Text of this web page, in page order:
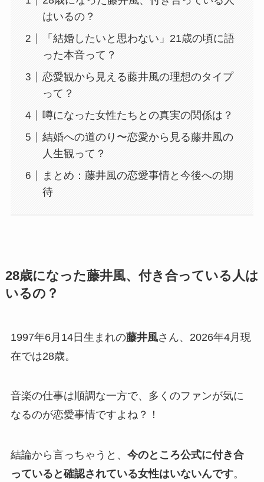
はいるの？
「結婚したいと思わない」21歳の頃に語
った本音って？
恋愛観から見える藤井風の理想のタイプ
って？
噂になった女性たちとの真実の関係は？
結婚への道のり〜恋愛から見る藤井風の
人生観って？
まとめ：藤井風の恋愛事情と今後への期
待
28歳になった藤井風、付き合っている人は
いるの？
1997年6月14日生まれの藤井風さん、2026年4月現
在では28歳。
音楽の仕事は順調な一方で、多くのファンが気に
なるのが恋愛事情ですよね？！
結論から言っちゃうと、 今のところ公式に付き合
っていると確認されている女性はいないんです。